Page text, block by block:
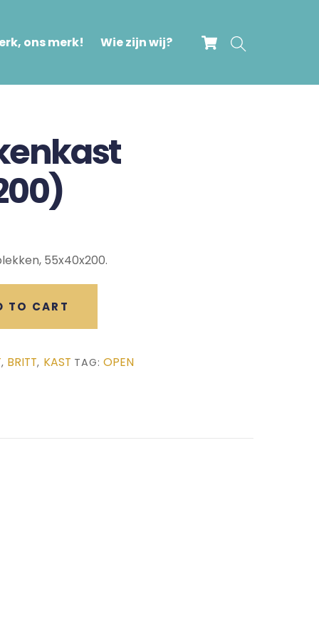
Cart
ons merk! Wie zijn wij?
55x40x200.
TO CART
, BRITT, KAST TAG:OPEN